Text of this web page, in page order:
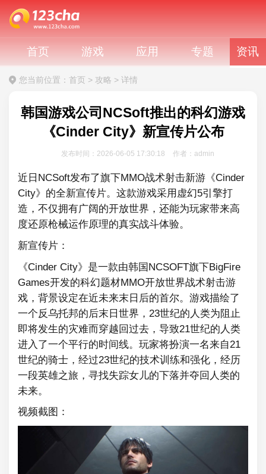
首页 游戏 应用 专题 资讯
您当前位置： 首页 > 攻略 > 详情
韩国游戏公司NCSoft推出的科幻游戏
《Cinder City》新宣传片公布
发布时间：2026-06-05 17:30:18 作者：admin
近日NCSoft发布了旗下MMO战术射击新游《Cinder
City》的全新宣传片。这款游戏采用虚幻5引擎打
造，不仅拥有广阔的开放世界，还能为玩家带来高
度还原枪械运作原理的真实战斗体验。
新宣传片：
《Cinder City》是一款由韩国NCSOFT旗下BigFire
Games开发的科幻题材MMO开放世界战术射击游
戏，背景设定在近未来末日后的首尔。游戏描绘了
一个反乌托邦的后末日世界，23世纪的人类为阻止
即将发生的灾难而穿越回过去，导致21世纪的人类
进入了一个平行的时间线。玩家将扮演一名来自21
世纪的骑士，经过23世纪的技术训练和强化，经历
一段英雄之旅，寻找失踪女儿的下落并夺回人类的
未来。
视频截图：